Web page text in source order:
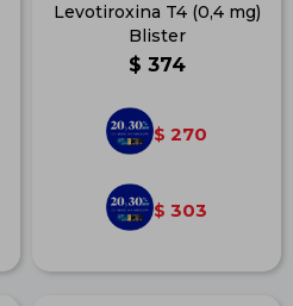
Levotiroxina T4 (0,4 mg)
Blister
$ 374
$ 270
$ 303